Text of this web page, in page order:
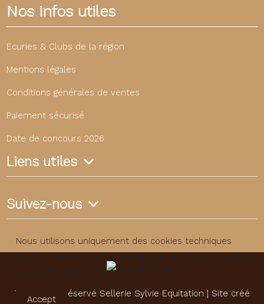
Nos infos utiles
Ecuries & Clubs de la région
Mentions légales
Conditions générales de ventes
Paiement sécurisé
Date de concours 2026
Liens utiles
Suivez-nous
Tous droits réservé Sellerie Sylvie Equitation | Site créé
Nous utilisons uniquement des cookies techniques
nécessaires au fonctionnement du site. Aucun cookie de
suivi n’est déposé sans votre accord.
Accept